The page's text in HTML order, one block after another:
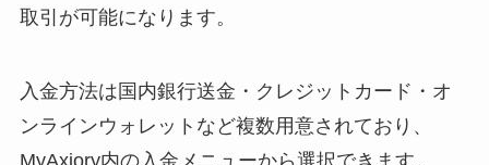
取引が可能になります。
入金方法は国内銀行送金・クレジットカード・オ
ンラインウォレットなど複数用意されており、
MyAxiory内の入金メニューから選択できます。